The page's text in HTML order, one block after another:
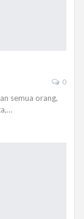
0
semua orang,